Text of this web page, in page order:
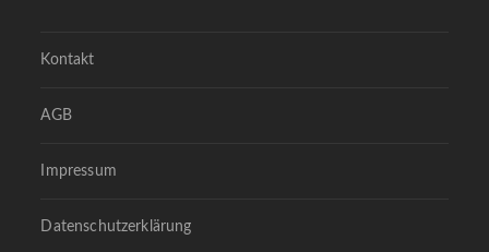
Kontakt
AGB
Impressum
Datenschutzerklärung